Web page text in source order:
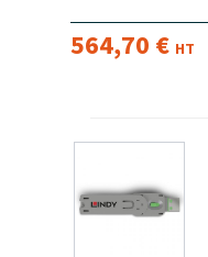
564,70 € HT